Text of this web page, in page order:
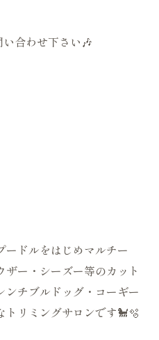
合わせ下さい🎶
ドルをはじめマルチー
ー・シーズー等のカット
チブルドッグ・コーギー
リミングサロンです🐩🫧